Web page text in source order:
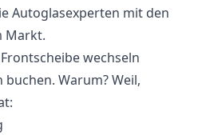
Autoglasexperten mit den
Markt.
Warum? Weil,